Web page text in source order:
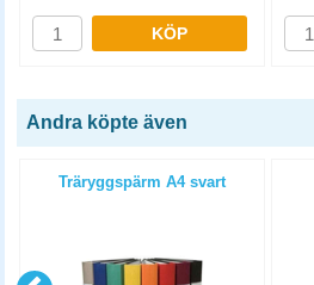
KÖP
Andra köpte även
Träryggspärm A4 svart